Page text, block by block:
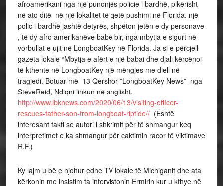
afroamerikani nga një punonjës policie i bardhë, pikërisht
në ato ditë në një lokalitet të qetë pushimi në Florida. një
polic i bardhë jashtë detyrës, shpëton jetën e dy personave
, të dy afro amerikanëve babë bir, nga mbytja e sigurt në
vorbullat e ujit në LongboatKey në Florida. Ja si e përcjell
gazeta lokale “Mbytja e afërt e një babai dhe djali kërcënoi
të kthente në LongboatKey një mëngjes me diell në
tragjedi. Botuar më 13 Qershor ”LongboatKey News” nga
SteveReid, Ndiqni linkun në anglisht.
http://www.lbknews.com/2020/06/13/visiting-officer-
rescues-father-son-from-longboat-riptide//(Është
interesant fakti se autori i shkrimit për të shmangur keq
interpretimet e ka shmangur për caktimin racor të viktimave
R.F.)
Ky lajm u bë e njohur edhe TV lokale të Michiganit dhe ata
kërkonin me insistim ta intervistonin Ermirin kur u kthye në